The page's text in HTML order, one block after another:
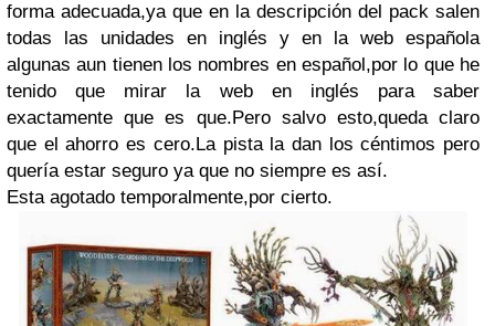
forma adecuada,ya que en la descripción del pack salen
todas las unidades en inglés y en la web española
algunas aun tienen los nombres en español,por lo que he
tenido que mirar la web en inglés para saber
exactamente que es que.Pero salvo esto,queda claro
que el ahorro es cero.La pista la dan los céntimos pero
quería estar seguro ya que no siempre es así.
Esta agotado temporalmente,por cierto.